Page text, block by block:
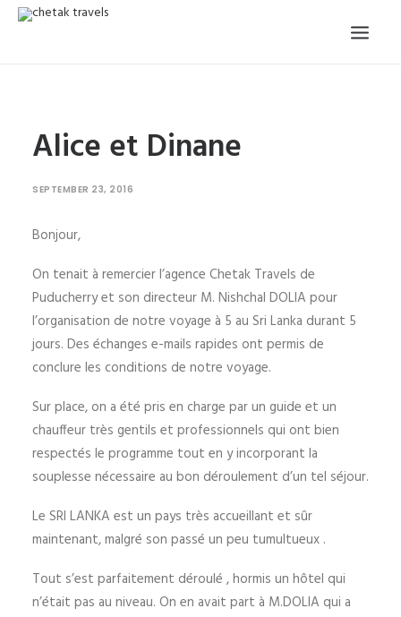
OUR STORY
TESTIMONIALS
CONTACT
TRIP REQUEST
Alice et Dinane
SEPTEMBER 23, 2016
Bonjour,
On tenait à remercier l’agence Chetak Travels de
Puducherry et son directeur M. Nishchal DOLIA pour
l’organisation de notre voyage à 5 au Sri Lanka durant 5
jours. Des échanges e-mails rapides ont permis de
conclure les conditions de notre voyage.
Sur place, on a été pris en charge par un guide et un
chauffeur très gentils et professionnels qui ont bien
respectés le programme tout en y incorporant la
souplesse nécessaire au bon déroulement d’un tel séjour.
Le SRI LANKA est un pays très accueillant et sûr
maintenant, malgré son passé un peu tumultueux .
Tout s’est parfaitement déroulé , hormis un hôtel qui
n’était pas au niveau. On en avait part à M.DOLIA qui a